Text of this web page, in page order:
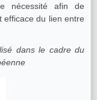
nécessité afin de
efficace du lien entre
dans le cadre du